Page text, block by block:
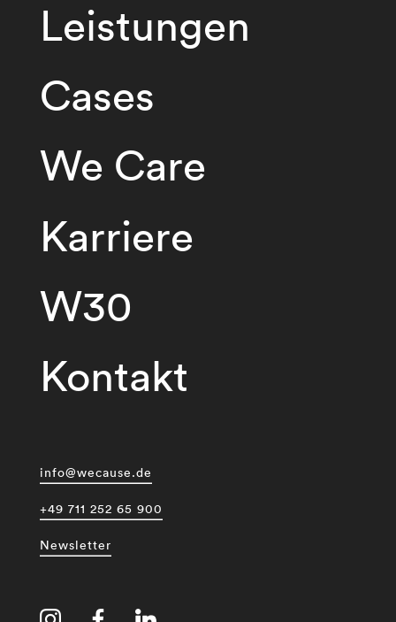
Leistungen
Cases
We Care
Karriere
W30
Kontakt
info@wecause.de
+49 711 252 65 900
Newsletter